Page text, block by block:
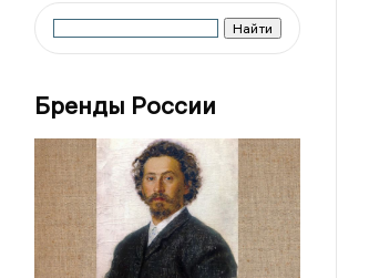
Бренды России